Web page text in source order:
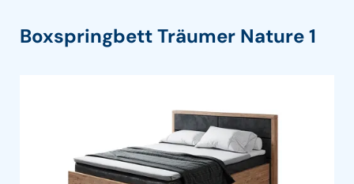
Boxspringbett Träumer Nature 1